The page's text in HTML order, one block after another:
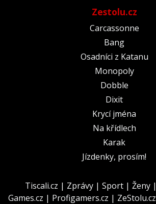
Zestolu.cz
Carcassonne
Bang
Osadníci z Katanu
Monopoly
Dobble
Dixit
Krycí jména
Na křídlech
Karak
Jízdenky, prosím!
Tiscali.cz | Zprávy | Sport | Ženy |
Games.cz | Profigamers.cz | ZeStolu.cz